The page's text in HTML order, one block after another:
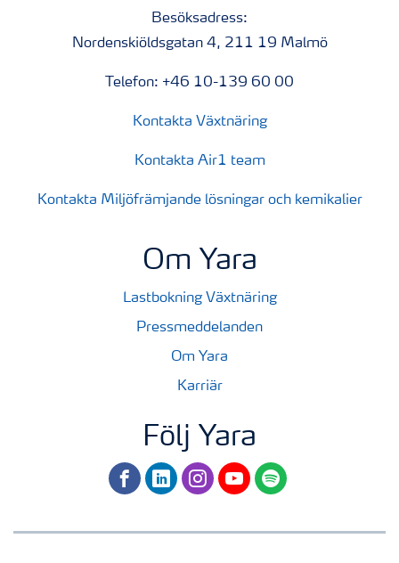
Besöksadress:
Nordenskiöldsgatan 4, 211 19 Malmö
Telefon: +46 10-139 60 00
Kontakta Växtnäring
Kontakta Air1 team
Kontakta Miljöfrämjande lösningar och kemikalier
Om Yara
Lastbokning Växtnäring
Pressmeddelanden
Om Yara
Karriär
Följ Yara
facebooklinkedininstagram
youtubespotify